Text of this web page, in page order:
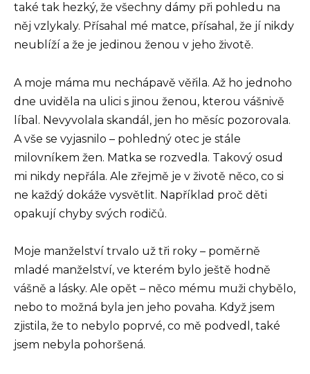
také tak hezký, že všechny dámy při pohledu na
něj vzlykaly. Přísahal mé matce, přísahal, že jí nikdy
neublíží a že je jedinou ženou v jeho životě.
A moje máma mu nechápavě věřila. Až ho jednoho
dne uviděla na ulici s jinou ženou, kterou vášnivě
líbal. Nevyvolala skandál, jen ho měsíc pozorovala.
A vše se vyjasnilo – pohledný otec je stále
milovníkem žen. Matka se rozvedla. Takový osud
mi nikdy nepřála. Ale zřejmě je v životě něco, co si
ne každý dokáže vysvětlit. Například proč děti
opakují chyby svých rodičů.
Moje manželství trvalo už tři roky – poměrně
mladé manželství, ve kterém bylo ještě hodně
vášně a lásky. Ale opět – něco mému muži chybělo,
nebo to možná byla jen jeho povaha. Když jsem
zjistila, že to nebylo poprvé, co mě podvedl, také
jsem nebyla pohoršená.